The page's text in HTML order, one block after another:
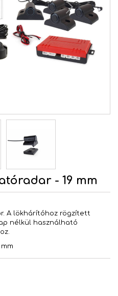
- 19 mm
A lökhárítóhoz rögzített
nélkül használható